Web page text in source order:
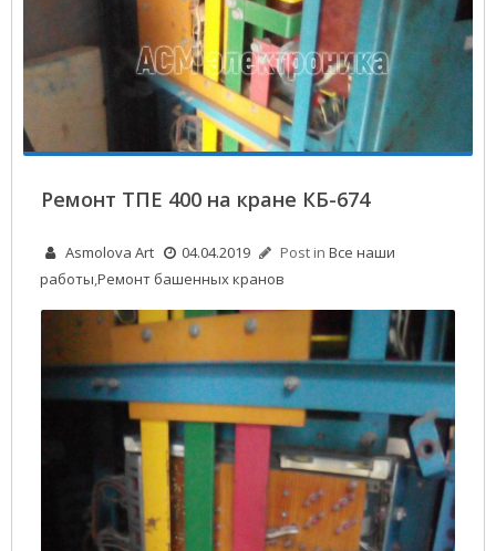
Ремонт ТПЕ 400 на кране КБ-674
Asmolova Art 04.04.2019 Post in Все наши
работы Ремонт башенных кранов